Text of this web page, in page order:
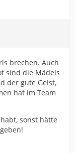
– die
mal spielen sie
TV
in
als Sieger
brechen. Auch
sind die Mädels
der gute Geist,
hat im Team
sonst hätte